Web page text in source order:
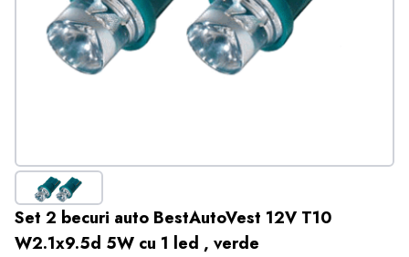
Set 2 becuri auto BestAutoVest 12V T10
W2.1x9.5d 5W cu 1 led , verde